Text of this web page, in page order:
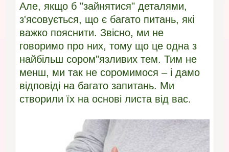
Але, якщо б "зайнятися" деталями,
з'ясовується, що є багато питань, які
важко пояснити. Звісно, ми не
говоримо про них, тому що це одна з
найбільш сором"язливих тем. Тим не
менш, ми так не соромимося – і дамо
відповіді на багато запитань. Ми
створили їх на основі листа від вас.